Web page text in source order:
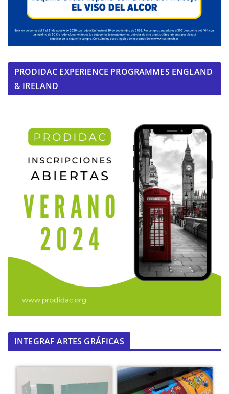
PRODIDAC EXPERIENCE PROGRAMMES ENGLAND
& IRELAND
INTEGRAF ARTES GRÁFICAS